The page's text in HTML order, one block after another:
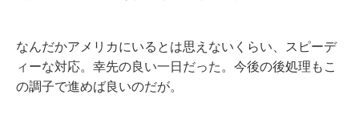
なんだかアメリカにいるとは思えないくらい、スピーデ
ィーな対応。幸先の良い一日だった。今後の後処理もこ
の調子で進めば良いのだが。